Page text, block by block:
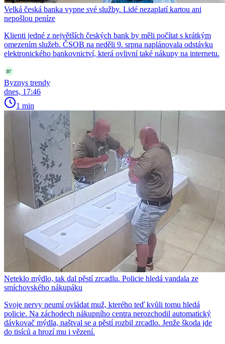
Velká česká banka vypne své služby. Lidé nezaplatí kartou ani
nepošlou peníze
Klienti jedné z největších českých bank by měli počítat s krátkým
omezením služeb. ČSOB na neděli 9. srpna naplánovala odstávku
elektronického bankovnictví, která ovlivní také nákupy na internetu.
Byznys trendy
dnes, 17:46
1 min
Neteklo mýdlo, tak dal pěstí zrcadlu. Policie hledá vandala ze
smíchovského nákupáku
Svoje nervy neumí ovládat muž, kterého teď kvůli tomu hledá
policie. Na záchodech nákupního centra nerozchodil automatický
dávkovač mýdla, naštval se a pěstí rozbil zrcadlo. Jenže škoda jde
do tisíců a hrozí mu i vězení.